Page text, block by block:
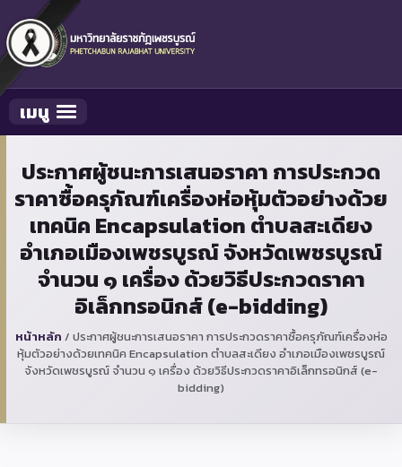
Toggle navigation
เมนู
ประกาศผู้ชนะการเสนอราคา การประกวด
ราคาซื้อครุภัณฑ์เครื่องห่อหุ้มตัวอย่างด้วย
เทคนิค Encapsulation ตำบลสะเดียง
อำเภอเมืองเพชรบูรณ์ จังหวัดเพชรบูรณ์
จำนวน ๑ เครื่อง ด้วยวิธีประกวดราคา
อิเล็กทรอนิกส์ (e-bidding)
หน้าหลัก / ประกาศผู้ชนะการเสนอราคา การประกวดราคาซื้อครุภัณฑ์เครื่องห่อ
หุ้มตัวอย่างด้วยเทคนิค Encapsulation ตำบลสะเดียง อำเภอเมืองเพชรบูรณ์
จังหวัดเพชรบูรณ์ จำนวน ๑ เครื่อง ด้วยวิธีประกวดราคาอิเล็กทรอนิกส์ (e-
bidding)